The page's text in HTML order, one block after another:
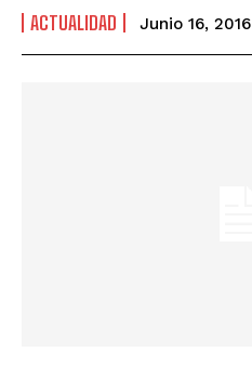
ACTUALIDAD Junio 16, 2016